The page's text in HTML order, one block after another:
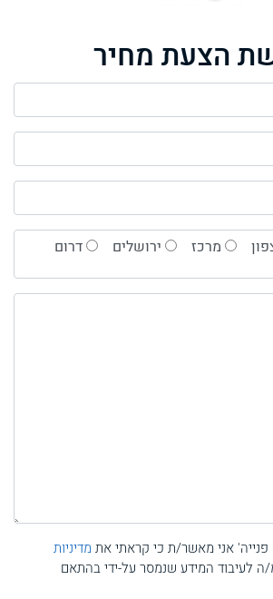
הצעת מחיר
מרכז ירושלים דרום
אני מאשר/ת כי קראתי את מדיניות
ה לעיבוד המידע שנמסר על-ידי בהתאם